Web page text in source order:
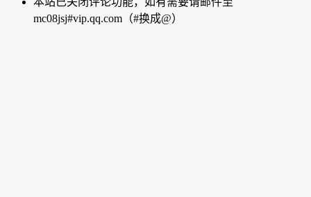
mc08jsj#vip.qq.com（#换成@）